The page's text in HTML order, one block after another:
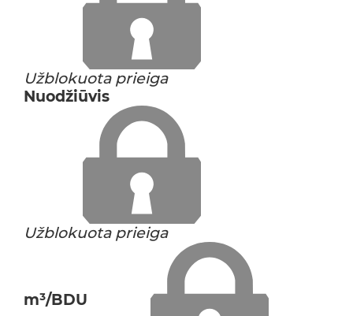
Užblokuota prieiga
Nuodžiūvis
Užblokuota prieiga
m³/BDU